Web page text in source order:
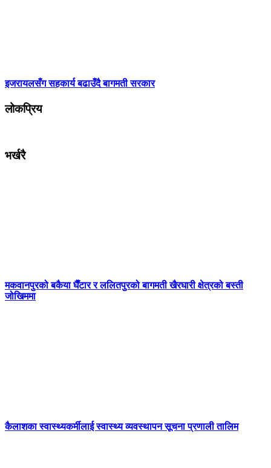
इजरायलसँग सहकार्य बढाउँदै बागमती सरकार
लोकप्रिय
भर्खरै
मकवानपुरको बकैया घैँटार र ललितपुरको बागमती खैरघारी क्षेत्रको बस्ती
जोखिममा
कैलाशका स्वास्थ्यकर्मीलाई स्वास्थ्य व्यवस्थापन सूचना प्रणाली तालिम